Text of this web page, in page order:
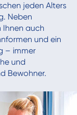
jeden Alters
Neben
Ihnen auch
und ein
– immer
und
Bewohner.